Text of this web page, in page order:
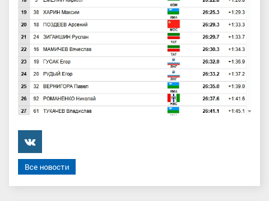
���������
Все новости